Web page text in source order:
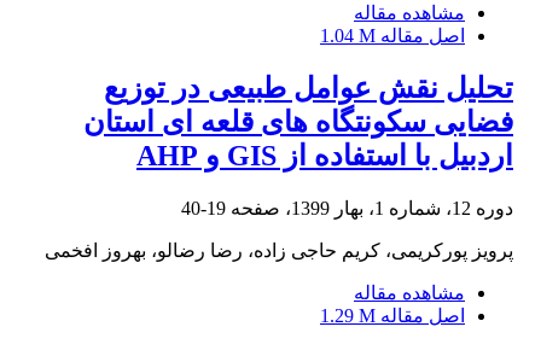
مشاهده مقاله
اصل مقاله 1.04 M
تحلیل نقش عوامل طبیعی در توزیع
فضایی سکونتگاه های قلعه ای استان
اردبیل با استفاده از GIS و AHP
دوره 12، شماره 1، بهار 1399، صفحه 19-40
پرویز پورکریمی، کریم حاجی زاده، رضا رضالو، بهروز افخمی
مشاهده مقاله
اصل مقاله 1.29 M